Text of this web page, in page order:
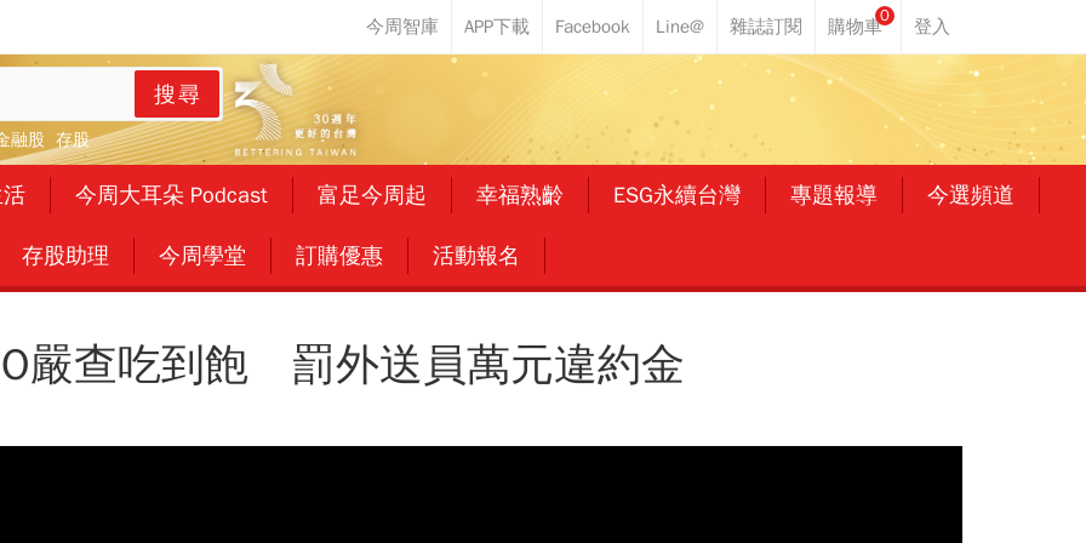
0
搜尋
融股 存股
今周大耳朵 Podcast 富足今周起 幸福熟齡 ESG永續台灣 專題報導 今選頻道
存股助理 今周學堂 訂購優惠 活動報名
嚴查吃到飽 罰外送員萬元違約金